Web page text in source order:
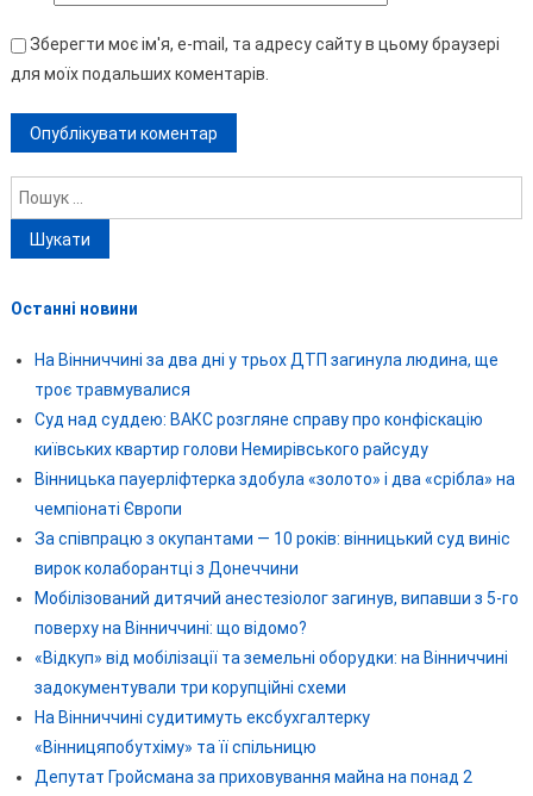
Зберегти моє ім'я, e-mail, та адресу сайту в цьому браузері
для моїх подальших коментарів.
Пошук:
Останні новини
На Вінниччині за два дні у трьох ДТП загинула людина, ще
троє травмувалися
Суд над суддею: ВАКС розгляне справу про конфіскацію
київських квартир голови Немирівського райсуду
Вінницька пауерліфтерка здобула «золото» і два «срібла» на
чемпіонаті Європи
За співпрацю з окупантами — 10 років: вінницький суд виніс
вирок колаборантці з Донеччини
Мобілізований дитячий анестезіолог загинув, випавши з 5-го
поверху на Вінниччині: що відомо?
«Відкуп» від мобілізації та земельні оборудки: на Вінниччині
задокументували три корупційні схеми
На Вінниччині судитимуть ексбухгалтерку
«Вінницяпобутхіму» та її спільницю
Депутат Гройсмана за приховування майна на понад 2